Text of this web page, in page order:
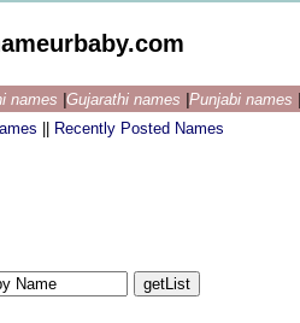
names Gujarathi names Punjabi names
Recently Posted Names